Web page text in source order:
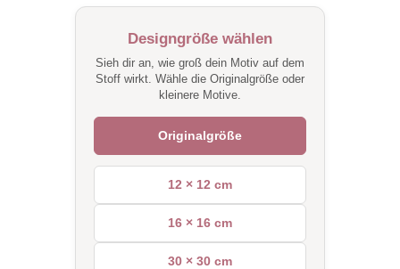
Designgröße wählen
Sieh dir an, wie groß dein Motiv auf dem
Stoff wirkt. Wähle die Originalgröße oder
kleinere Motive.
Originalgröße
12 × 12 cm
16 × 16 cm
30 × 30 cm